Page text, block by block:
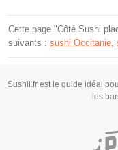
Cette page "Côté Sushi
suivants : sushi Occitanie
Sushii.fr est le guide idéal
les